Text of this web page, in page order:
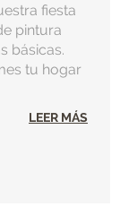
fiesta
pintura
básicas.
tu hogar
LEER MÁS